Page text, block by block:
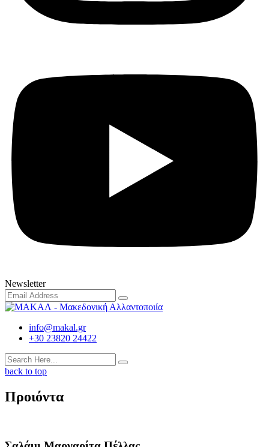
Newsletter
info@makal.gr
+30 23820 24422
back to top
Προιόντα